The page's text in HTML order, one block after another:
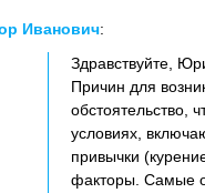
Иванович:
Здравствуйте,
Причин для
обстоятельство,
условиях,
привычки
факторы. Самые